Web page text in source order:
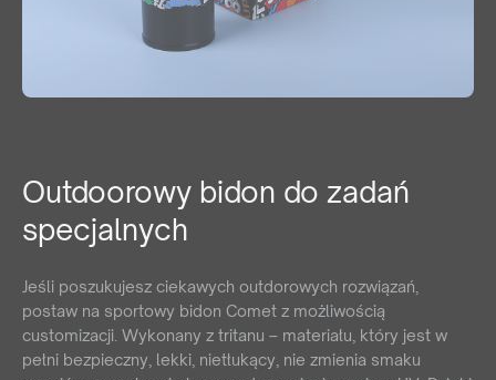
Outdoorowy bidon do zadań
specjalnych
Jeśli poszukujesz ciekawych outdorowych rozwiązań,
postaw na sportowy bidon Comet z możliwością
customizacji. Wykonany z tritanu – materiału, który jest w
pełni bezpieczny, lekki, nietłukący, nie zmienia smaku